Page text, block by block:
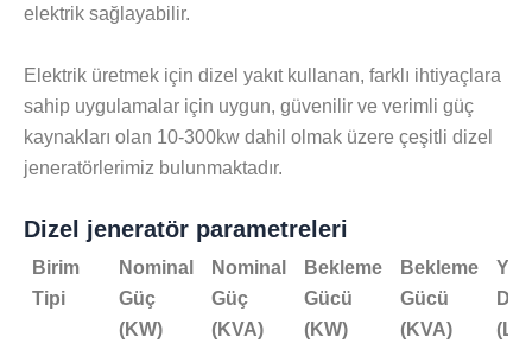
elektrik sağlayabilir.
Elektrik üretmek için dizel yakıt kullanan, farklı ihtiyaçlara
sahip uygulamalar için uygun, güvenilir ve verimli güç
kaynakları olan 10-300kw dahil olmak üzere çeşitli dizel
jeneratörlerimiz bulunmaktadır.
Dizel jeneratör parametreleri
Birim
Tipi
Nominal
Güç
(KW)
Nominal
Güç
(KVA)
Bekleme
Gücü
(KW)
Bekleme
Gücü
(KVA)
Yer
(L)